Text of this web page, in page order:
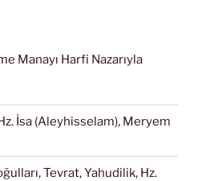
Manayı Harfi Nazarıyla
İsa (Aleyhisselam), Meryem
Tevrat, Yahudilik, Hz.